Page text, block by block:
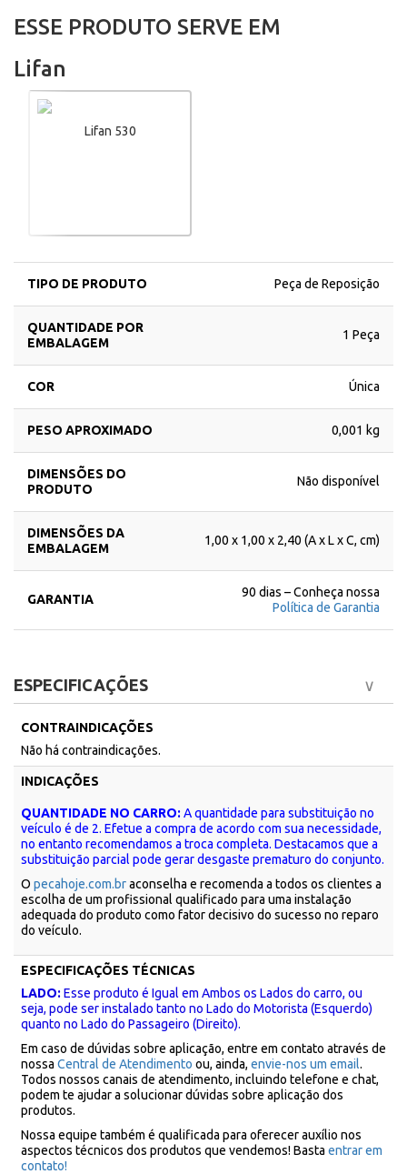
ESSE PRODUTO SERVE EM
Lifan
Lifan 530
TIPO DE PRODUTO Peça de Reposição
QUANTIDADE POR
EMBALAGEM
1 Peça
COR Única
PESO APROXIMADO 0,001 kg
DIMENSÕES DO
PRODUTO
Não disponível
DIMENSÕES DA
EMBALAGEM
1,00 x 1,00 x 2,40 (A x L x C, cm)
GARANTIA
90 dias – Conheça nossa
Política de Garantia
ESPECIFICAÇÕES
CONTRAINDICAÇÕES
Não há contraindicações.
INDICAÇÕES
QUANTIDADE NO CARRO: A quantidade para substituição no
veículo é de 2. Efetue a compra de acordo com sua necessidade,
no entanto recomendamos a troca completa. Destacamos que a
substituição parcial pode gerar desgaste prematuro do conjunto.
O pecahoje.com.braconselha e recomenda a todos os clientes a
escolha de um profissional qualificado para uma instalação
adequada do produto como fator decisivo do sucesso no reparo
do veículo.
ESPECIFICAÇÕES TÉCNICAS
LADO: Esse produto é Igual em Ambos os Lados do carro, ou
seja, pode ser instalado tanto no Lado do Motorista (Esquerdo)
quanto no Lado do Passageiro (Direito).
Em caso de dúvidas sobre aplicação, entre em contato através de
nossa Central de Atendimento ou, ainda, envie-nos um email.
Todos nossos canais de atendimento, incluindo telefone e chat,
podem te ajudar a solucionar dúvidas sobre aplicação dos
produtos.
Nossa equipe também é qualificada para oferecer auxílio nos
aspectos técnicos dos produtos que vendemos! Basta entrar em
contato!